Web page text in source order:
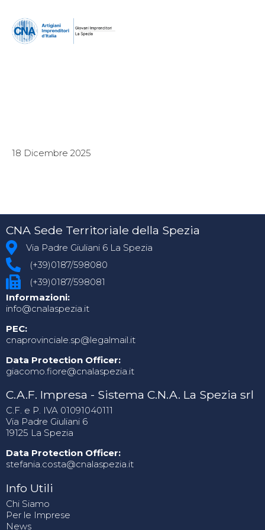
18 Dicembre 2025
CNA Sede Territoriale della Spezia
Via Padre Giuliani 6 La Spezia
(+39)0187/598080
(+39)0187/598081
Informazioni:
info@cnalaspezia.it
PEC:
cnaprovinciale.sp@legalmail.it
Data Protection Officer:
giacomo.fiore@cnalaspezia.it
C.A.F. Impresa - Sistema C.N.A. La Spezia srl
C.F. e P. IVA 01091040111
Via Padre Giuliani 6
19125 La Spezia
Data Protection Officer:
stefania.costa@cnalaspezia.it
Info Utili
Chi Siamo
Per le Imprese
News